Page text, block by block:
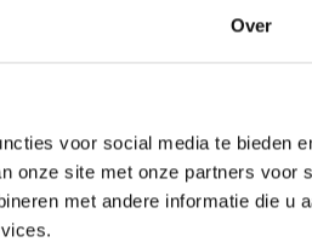
Over
voor social media te bieden
onze site met onze partners voor
met andere informatie die u
Je verdiept
reacties:
ander de
je het begrip
zodat kleine